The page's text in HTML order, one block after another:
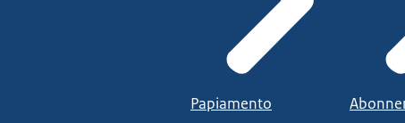
Papiamento